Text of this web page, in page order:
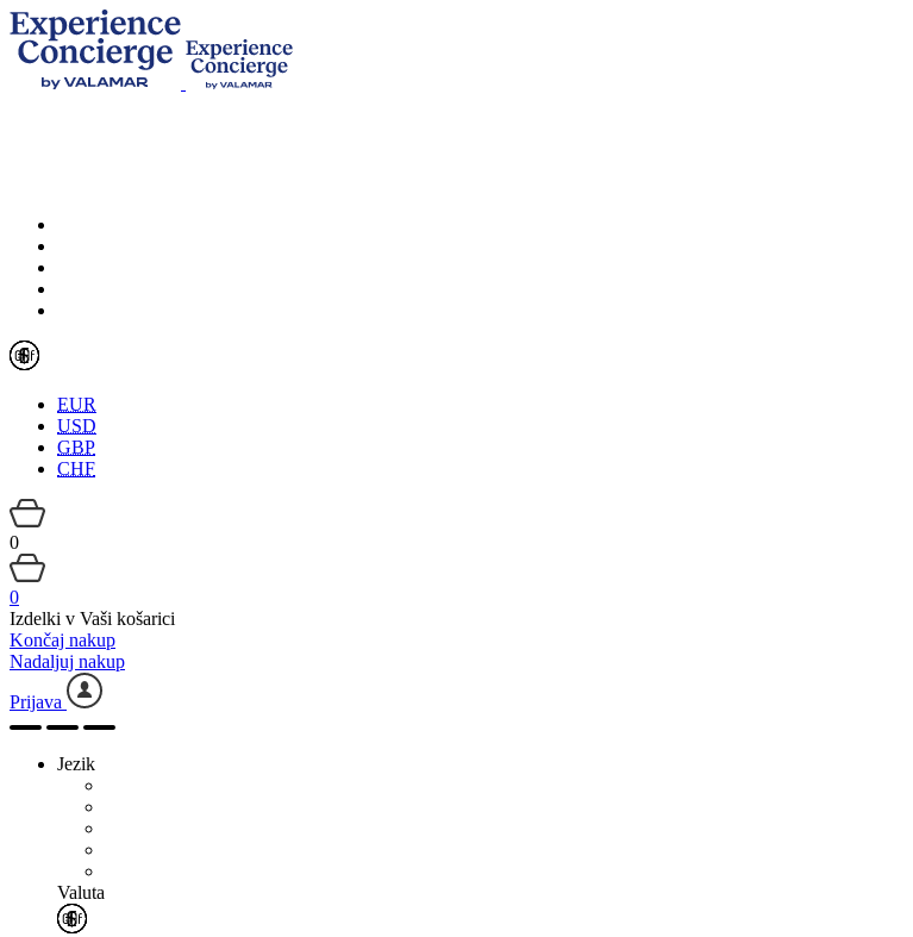
EUR
USD
GBP
CHF
0
0
Izdelki v Vaši košarici
Končaj nakup
Nadaljuj nakup
Prijava
Jezik
Valuta